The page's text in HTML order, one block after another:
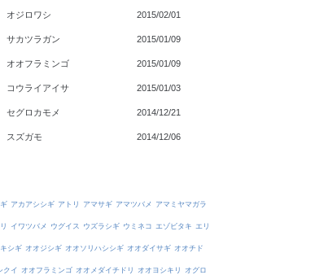
オジロワシ 2015/02/01
サカツラガン 2015/01/09
オオフラミンゴ 2015/01/09
コウライアイサ 2015/01/03
セグロカモメ 2014/12/21
スズガモ 2014/12/06
アカアシシギ アトリ アマサギ アマツバメ アマミヤマガラ
イワツバメ ウグイス ウズラシギ ウミネコ エゾビタキ エリ
シギ オオジシギ オオソリハシシギ オオダイサギ オオチド
クイ オオフラミンゴ オオメダイチドリ オオヨシキリ オグロ